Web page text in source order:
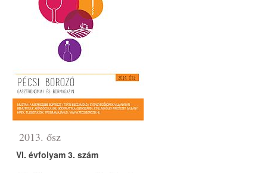
2013. ősz
VI. évfolyam 3. szám